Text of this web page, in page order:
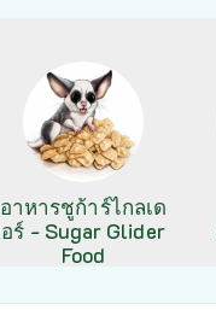
อาหารชูก้าร์ไกลเด
อร์ - Sugar Glider
Food